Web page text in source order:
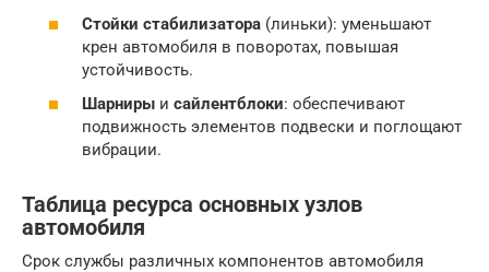
Стойки стабилизатора (линьки): уменьшают
крен автомобиля в поворотах, повышая
устойчивость.
Шарниры и сайлентблоки: обеспечивают
подвижность элементов подвески и поглощают
вибрации.
Таблица ресурса основных узлов
автомобиля
Срок службы различных компонентов автомобиля